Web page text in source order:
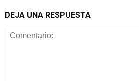
DEJA UNA RESPUESTA